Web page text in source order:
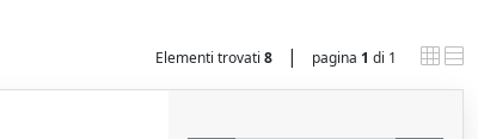
Elementi trovati 8 | pagina 1 di 1